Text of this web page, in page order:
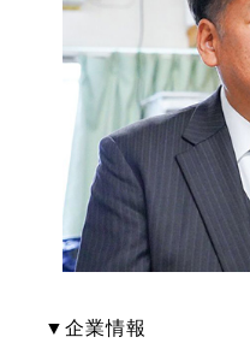
▼企業情報